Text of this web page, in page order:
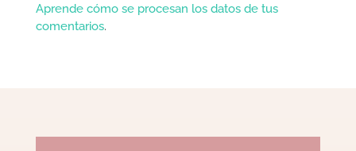
Aprende cómo se procesan los datos de tus
comentarios.